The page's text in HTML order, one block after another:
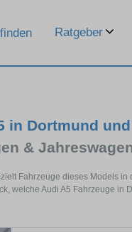
Ratgeber
in Dortmund
&
Fahrzeuge dieses Models
welche Audi A5 Fahrzeuge in